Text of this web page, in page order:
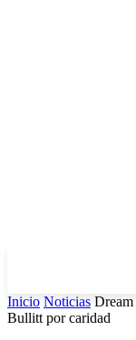
Inicio Noticias
Bullitt por caridad